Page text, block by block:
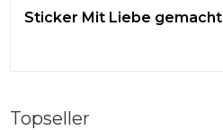
Sticker Mit Liebe gemacht
Topseller